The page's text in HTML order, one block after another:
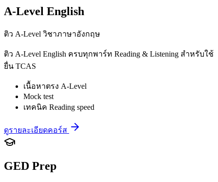
A-Level English
ติว A-Level วิชาภาษาอังกฤษ
ติว A-Level English ครบทุกพาร์ท Reading & Listening สำหรับใช้
ยื่น TCAS
เนื้อหาตรง A-Level
Mock test
เทคนิค Reading speed
ดูรายละเอียดคอร์ส
GED Prep